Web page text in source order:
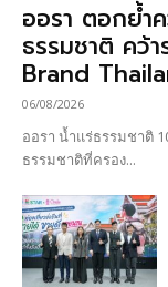
ออรา ตอกย้ำ
ธรรมชาติ คว้
Brand
06/08/2026
ออรา น้ำแร่ธรรมชาติ
ธรรมชาติที่ครอง...